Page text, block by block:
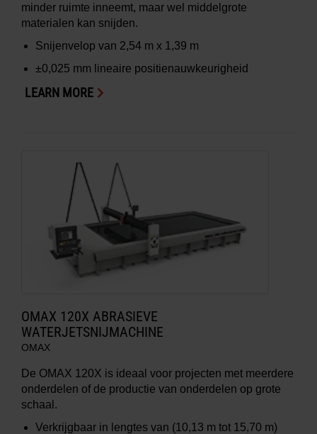
minder ruimte inneemt, maar wel middelgrote
materialen kan snijden.
Snijenvelop van 2,54 m x 1,39 m
±0,025 mm lineaire positienauwkeurigheid
LEARN MORE
OMAX 120X ABRASIEVE
WATERJETSNIJMACHINE
OMAX
De OMAX 120X is ideaal voor projecten met meerdere
onderdelen of de productie van onderdelen op grote
schaal.
Verkrijgbaar in lengtes van (10,13 m tot 15,70 m)